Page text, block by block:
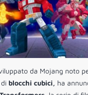
da Mojang noto
blocchi cubici, ha